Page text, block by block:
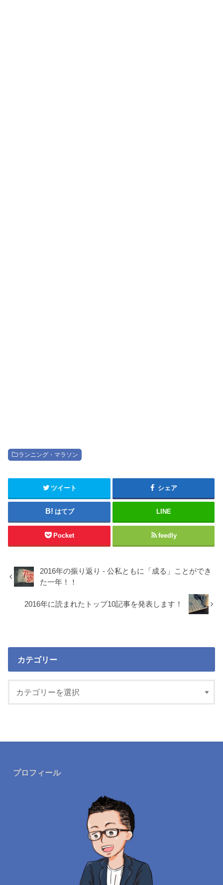
ランニング・マラソン
ツイート シェア
はてブ LINE
Pocket feedly
2016年の振り返り - 公私ともに「成る」ことができ
た一年！！
2016年に読まれたトップ10記事を発表します！
カテゴリー
プロフィール